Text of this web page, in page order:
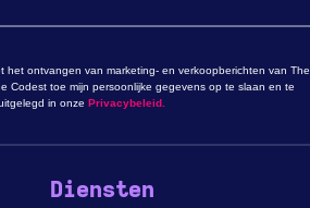
het ontvangen van marketing- en verkoopberichten van The
Codest toe mijn persoonlijke gegevens op te slaan en te
in onzePrivacybeleid.
Diensten